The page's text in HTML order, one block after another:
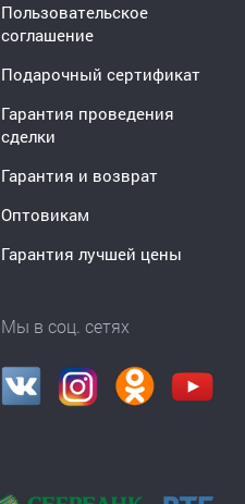
Пользовательское
соглашение
Подарочный сертификат
Гарантия проведения
сделки
Гарантия и возврат
Оптовикам
Гарантия лучшей цены
Мы в соц. сетях